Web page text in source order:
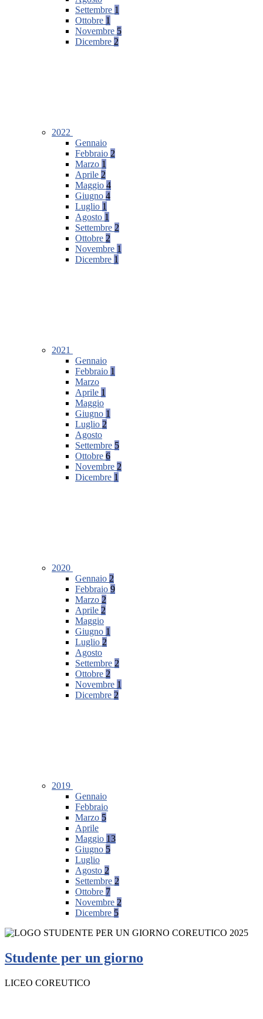
Settembre 1
Ottobre 1
Novembre 5
Dicembre 2
2022
Gennaio
Febbraio 2
Marzo 1
Aprile 2
Maggio 4
Giugno 4
Luglio 1
Agosto 1
Settembre 2
Ottobre 2
Novembre 1
Dicembre 1
2021
Gennaio
Febbraio 1
Marzo
Aprile 1
Maggio
Giugno 1
Luglio 2
Agosto
Settembre 5
Ottobre 6
Novembre 2
Dicembre 1
2020
Gennaio 2
Febbraio 9
Marzo 2
Aprile 2
Maggio
Giugno 1
Luglio 2
Agosto
Settembre 2
Ottobre 2
Novembre 1
Dicembre 2
2019
Gennaio
Febbraio
Marzo 5
Aprile
Maggio 13
Giugno 5
Luglio
Agosto 2
Settembre 2
Ottobre 7
Novembre 2
Dicembre 5
Studente per un giorno
LICEO COREUTICO